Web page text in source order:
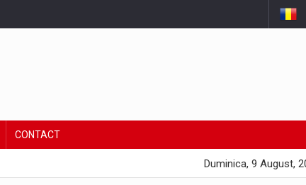
CONTACT
Duminica, 9 August,